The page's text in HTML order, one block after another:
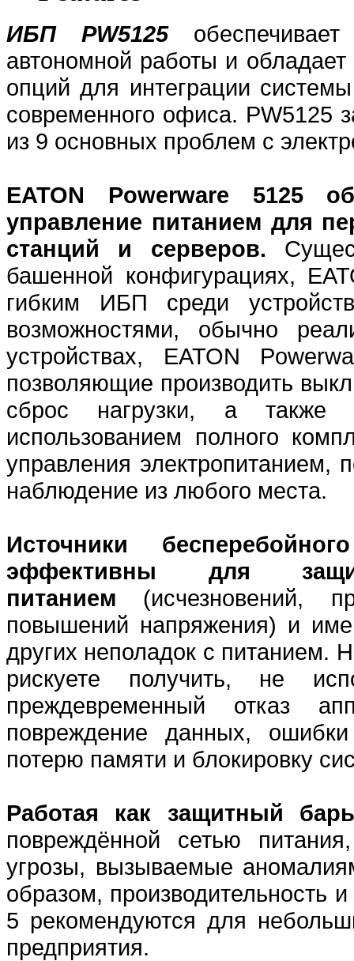
ИБП PW5125обеспечивает
автономной работы и
опций для интеграции
современного офиса. PW5125
из 9 основных проблем с
EATON Powerware 5125
управление питанием для
станций и серверов.
башенной конфигурациях,
гибким ИБП среди
возможностями, обычно
устройствах, EATON
позволяющие производить
сброс нагрузки, а также
использованием полного
управления
наблюдение из любого места.
Источники
эффективны для
питанием
(исчезновений,
повышений напряжения) и
других неполадок с питанием.
рискуете получить, не
преждевременный отказ
повреждение данных,
потерю памяти и блокировку
Работая как защитный
повреждённой сетью
угрозы, вызываемые
образом, производительность
5 рекомендуются для
предприятия.